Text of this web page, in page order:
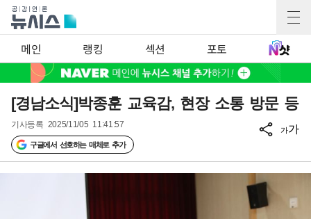
메인 랭킹 섹션 포토
[경남소식]박종훈 교육감, 현장 소통 방문 등
기사등록 2025/11/05 11:41:57
구글에서 선호하는 매체로 추가
가가